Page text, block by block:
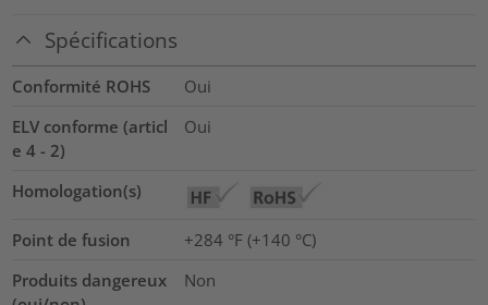
Spécifications
Conformité ROHS
Oui
ELV conforme (articl
e 4 - 2)
Oui
Homologation(s)
Point de fusion
+284 °F (+140 °C)
Produits dangereux
Non